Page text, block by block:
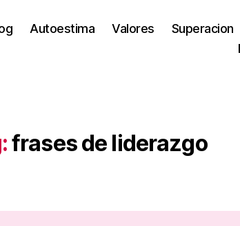
Autoestima Valores Superacion
frases de liderazgo